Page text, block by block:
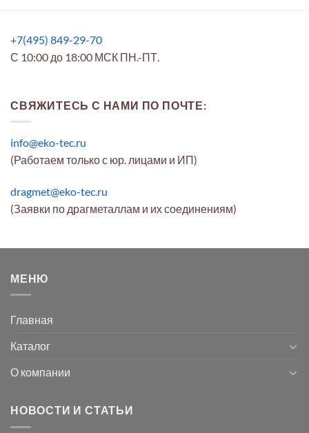
+7(495) 849-29-70
С 10:00 до 18:00 МСК ПН.-ПТ.
СВЯЖИТЕСЬ С НАМИ ПО ПОЧТЕ:
info@eko-tec.ru
(Работаем только с юр. лицами и ИП)
dragmet@eko-tec.ru
(Заявки по драгметаллам и их соединениям)
МЕНЮ
Главная
Каталог
О компании
НОВОСТИ И СТАТЬИ